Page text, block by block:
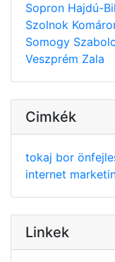
Sopron Hajdú-
Szolnok
Somogy
Veszprém Zala
Cimkék
tokaj bor
internet
Linkek